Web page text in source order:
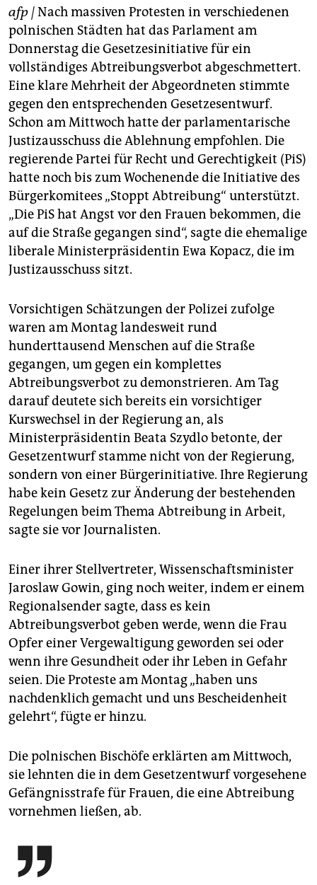
fragen & hilfe
unterstützen
abo
genossenschaft
epaper login
afp |Nach massiven Protesten in verschiedenen
polnischen Städten hat das Parlament am
Donnerstag die Gesetzesinitiative für ein
vollständiges Abtreibungsverbot abgeschmettert.
Eine klare Mehrheit der Abgeordneten stimmte
gegen den entsprechenden Gesetzesentwurf.
Schon am Mittwoch hatte der parlamentarische
Justizausschuss die Ablehnung empfohlen. Die
regierende Partei für Recht und Gerechtigkeit (PiS)
hatte noch bis zum Wochenende die Initiative des
Bürgerkomitees „Stoppt Abtreibung“ unterstützt.
„Die PiS hat Angst vor den Frauen bekommen, die
auf die Straße gegangen sind“, sagte die ehemalige
liberale Ministerpräsidentin Ewa Kopacz, die im
Justizausschuss sitzt.
Vorsichtigen Schätzungen der Polizei zufolge
waren am Montag landesweit rund
hunderttausend Menschen auf die Straße
gegangen, um gegen ein komplettes
Abtreibungsverbot zu demonstrieren. Am Tag
darauf deutete sich bereits ein vorsichtiger
Kurswechsel in der Regierung an, als
Ministerpräsidentin Beata Szydlo betonte, der
Gesetzentwurf stamme nicht von der Regierung,
sondern von einer Bürgerinitiative. Ihre Regierung
habe kein Gesetz zur Änderung der bestehenden
Regelungen beim Thema Abtreibung in Arbeit,
sagte sie vor Journalisten.
Einer ihrer Stellvertreter, Wissenschaftsminister
Jaroslaw Gowin, ging noch weiter, indem er einem
Regionalsender sagte, dass es kein
Abtreibungsverbot geben werde, wenn die Frau
Opfer einer Vergewaltigung geworden sei oder
wenn ihre Gesundheit oder ihr Leben in Gefahr
seien. Die Proteste am Montag „haben uns
nachdenklich gemacht und uns Bescheidenheit
gelehrt“, fügte er hinzu.
Die polnischen Bischöfe erklärten am Mittwoch,
sie lehnten die in dem Gesetzentwurf vorgesehene
Gefängnisstrafe für Frauen, die eine Abtreibung
vornehmen ließen, ab.
